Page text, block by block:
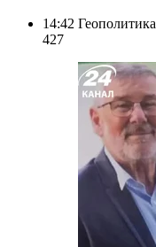
14:42 Геополитика
427